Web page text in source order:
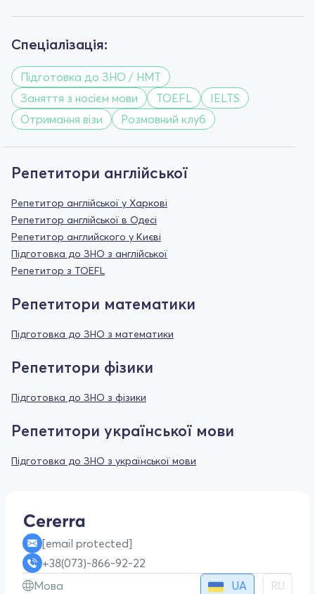
Спеціалізація:
Підготовка до ЗНО / НМТ
Заняття з носієм мови
TOEFL
IELTS
Отримання візи
Розмовний клуб
Репетитори англійської
Репетитор англійської у Харкові
Репетитор англійської в Одесі
Репетитор английского у Києві
Підготовка до ЗНО з англійської
Репетитор з TOEFL
Репетитори математики
Підготовка до ЗНО з математики
Репетитори фізики
Підготовка до ЗНО з фізики
Репетитори української мови
Підготовка до ЗНО з української мови
[email protected]
+38(073)-866-92-22
Мова
UA RU